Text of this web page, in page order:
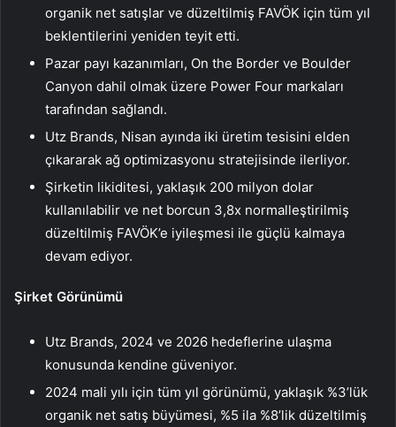
organik net satışlar ve düzeltilmiş FAVÖK için tüm yıl
beklentilerini yeniden teyit etti.
Pazar payı kazanımları, On the Border ve Boulder
Canyon dahil olmak üzere Power Four markaları
tarafından sağlandı.
Utz Brands, Nisan ayında iki üretim tesisini elden
çıkararak ağ optimizasyonu stratejisinde ilerliyor.
Şirketin likiditesi, yaklaşık 200 milyon dolar
kullanılabilir ve net borcun 3,8x normalleştirilmiş
düzeltilmiş FAVÖK’e iyileşmesi ile güçlü kalmaya
devam ediyor.
Şirket Görünümü
Utz Brands, 2024 ve 2026 hedeflerine ulaşma
konusunda kendine güveniyor.
2024 mali yılı için tüm yıl görünümü, yaklaşık %3’lük
organik net satış büyümesi, %5 ila %8’lik düzeltilmiş